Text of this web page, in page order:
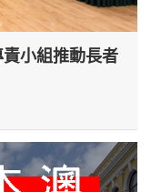
小組推動長者